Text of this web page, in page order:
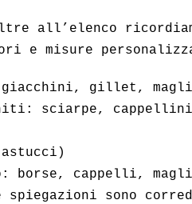
all’elenco
e misure
gillet,
sciarpe,
borse, cappelli,
sono